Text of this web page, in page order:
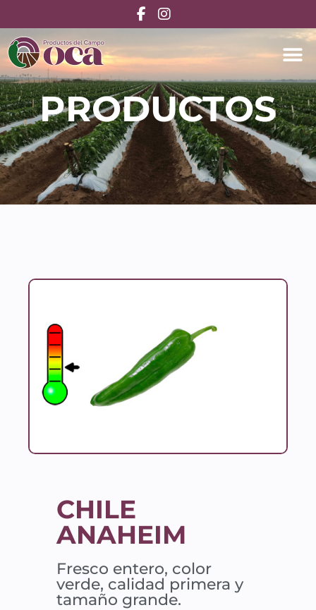
PRODUCTOS
CHILE
ANAHEIM
Fresco entero, color
verde, calidad primera y
tamaño grande.